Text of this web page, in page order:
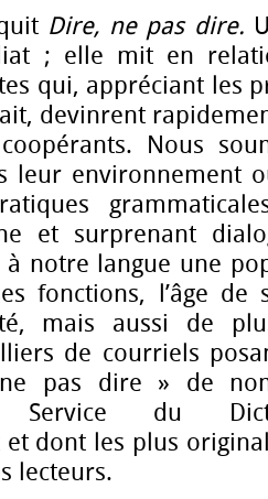
Dire, ne pas dire.
; elle mit en
qui, appréciant les
devinrent
Nous
leur environnement
et surprenant
à notre langue une
fonctions, l’âge de
mais aussi de
de courriels
pas dire » de
Service du
et dont les plus
lecteurs.